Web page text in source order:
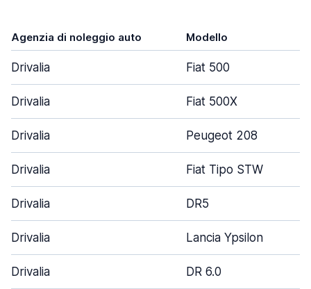
Agenzia di noleggio auto Modello
Drivalia Fiat 500
Drivalia Fiat 500X
Drivalia Peugeot 208
Drivalia Fiat Tipo STW
Drivalia DR5
Drivalia Lancia Ypsilon
Drivalia DR 6.0